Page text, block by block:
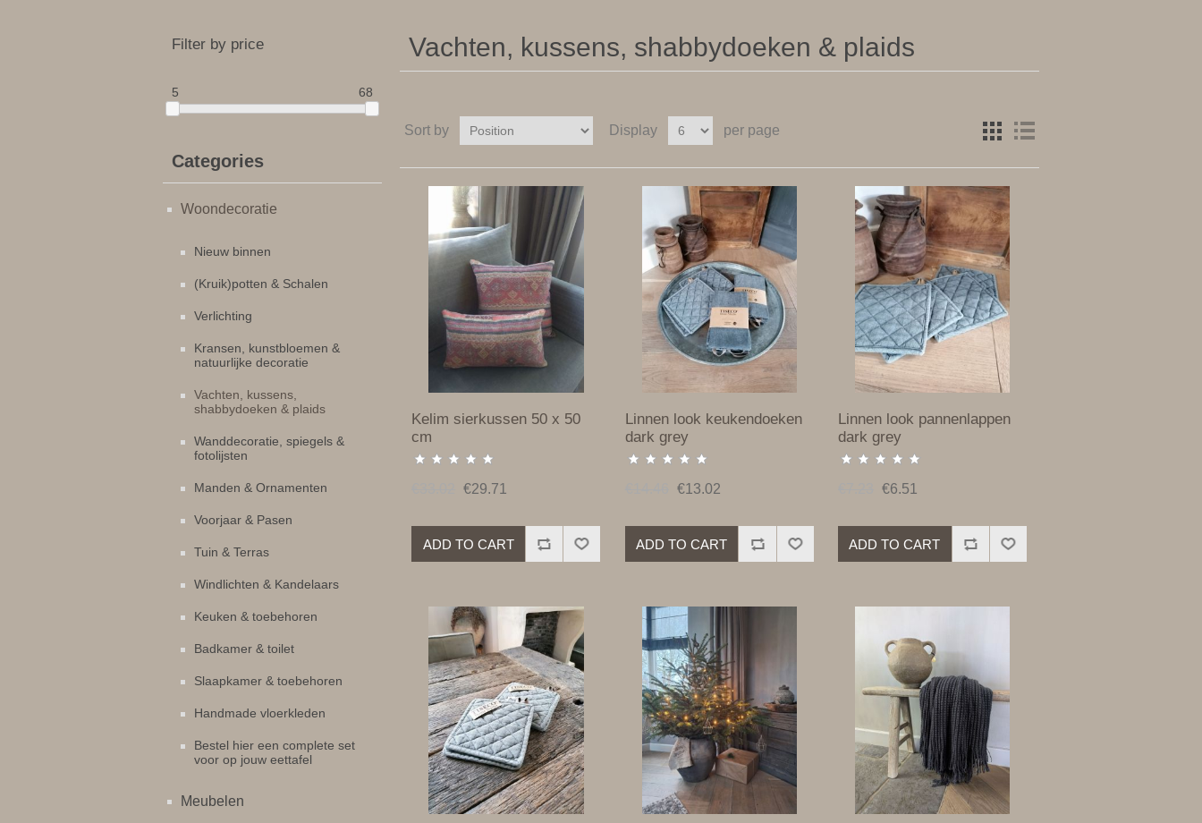
Filter by price
5 68
Categories
Woondecoratie
Nieuw binnen
(Kruik)potten & Schalen
Verlichting
Kransen, kunstbloemen &
natuurlijke decoratie
Vachten, kussens,
shabbydoeken & plaids
Wanddecoratie, spiegels &
fotolijsten
Manden & Ornamenten
Voorjaar & Pasen
Tuin & Terras
Windlichten & Kandelaars
Keuken & toebehoren
Badkamer & toilet
Slaapkamer & toebehoren
Handmade vloerkleden
Bestel hier een complete set
voor op jouw eettafel
Meubelen
Vachten, kussens, shabbydoeken & plaids
Sort by Display per page
Kelim sierkussen 50 x 50
cm
€29.71
ADD TO CART
Linnen look keukendoeken
dark grey
€13.02
ADD TO CART
Linnen look pannenlappen
dark grey
€6.51
ADD TO CART